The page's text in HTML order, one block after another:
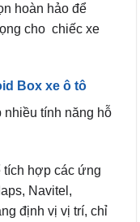
hoàn hảo để
cho chiếc xe
Box xe ô tô
nhiều tính năng hỗ
tích hợp các ứng
Navitel,
định vị vị trí, chỉ